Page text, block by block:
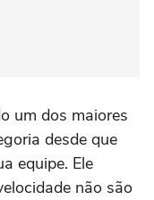
um dos maiores
desde que
equipe. Ele
não são